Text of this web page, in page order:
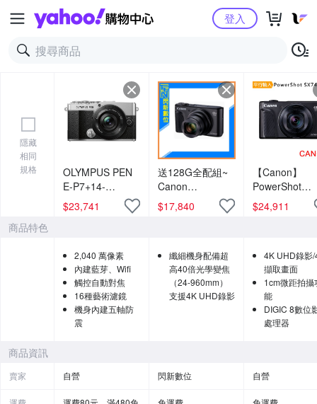
Yahoo購物中心登入
隱藏
相同
規格
OLYMPUS PEN
E-P7+14-
42mmF3.5-5.6
鏡頭組 (公司貨)
$23,741
送128G全配組~
Canon
PowerShot
SX740 HS 40倍
貨)
$17,840
【Canon】
PowerShot
SX740 HS 40
光學變焦4K數
$24,911
商品特色
2,040 萬像素
內建藍芽、Wifi
觸控自動對焦
16種藝術濾鏡
機身內建五軸防
震
纖細機身配備超
高40倍光學變焦
（24-960mm）
支援4K UHD錄影
4K UHD錄影/
擷取畫面
1cm微距拍攝
能
DIGIC 8數位
處理器
商品資訊
賣家 自營 閃新數位 自營